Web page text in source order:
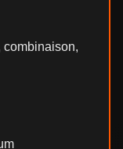
combinaison,